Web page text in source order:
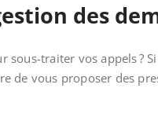
des
traiter vos appels ?
de vous proposer des